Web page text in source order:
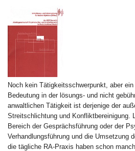
Noch kein Tätigkeitsschwerpunkt, aber
Bedeutung in der lösungs- und nicht
anwaltlichen Tätigkeit ist derjenige der
Streitschlichtung und Konfliktbereinigung.
Bereich der Gesprächsführung oder der
Verhandlungsführung und die Umsetzung
die tägliche RA-Praxis haben schon